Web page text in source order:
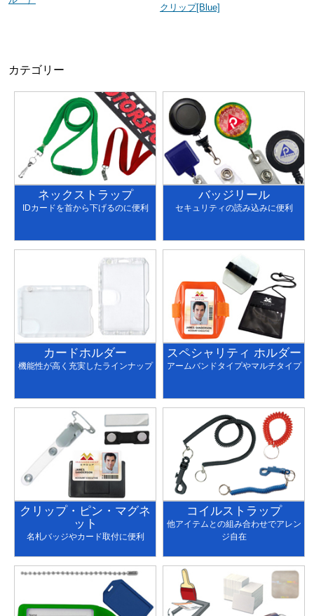
クリップ[Blue]
カテゴリー
ネックストラップ
IDカードを首から下げるのに便利
バッジリール
セキュリティの読み込みに便利
カードホルダー
機能性が高く充実したラインナップ
スペシャリティ ホルダー
アームバンドタイプやマルチタイプ
クリップ・ピン・マグネ
ット
名札バッジやカード取付に便利
コイルストラップ
他アイテムとの組み合わせでアレン
ジ自在